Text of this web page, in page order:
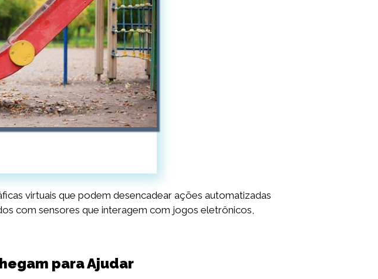
virtuais que podem desencadear ações automatizadas
com sensores que interagem com jogos eletrônicos,
para Ajudar